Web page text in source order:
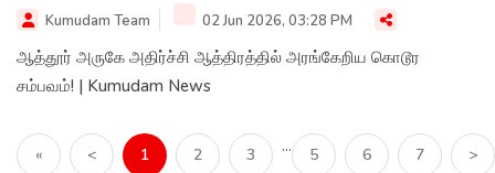
Kumudam Team 02 Jun 2026, 03:28 PM
ஆத்தூர் அருகே அதிர்ச்சி ஆத்திரத்தில் அரங்கேறிய கொடூர
சம்பவம்! | Kumudam News
« < 1 2 3 ... 5 6 7 >